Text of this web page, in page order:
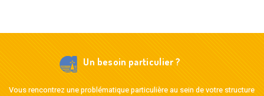
Un besoin particulier ?
Vous rencontrez une problématique particulière au sein de votre structure